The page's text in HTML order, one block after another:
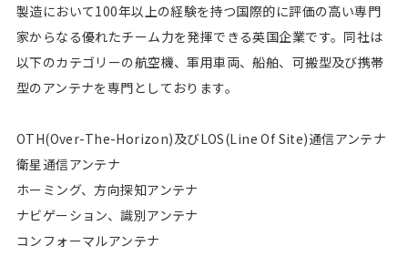
製造において100年以上の経験を持つ国際的に評価の高い専門
家からなる優れたチーム力を発揮できる英国企業です。同社は
以下のカテゴリーの航空機、軍用車両、船舶、可搬型及び携帯
型のアンテナを専門としております。
OTH(Over-The-Horizon)及びLOS(Line Of Site)通信アンテナ
衛星通信アンテナ
ホーミング、方向探知アンテナ
ナビゲーション、識別アンテナ
コンフォーマルアンテナ